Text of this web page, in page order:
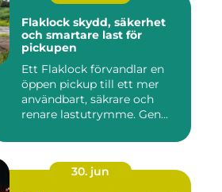
Flaklock skydd, säkerhet
och smartare last för
pickupen
Ett Flaklock förvandlar en
öppen pickup till ett mer
användbart, säkrare och
renare lastutrymme. Gen...
30. jun